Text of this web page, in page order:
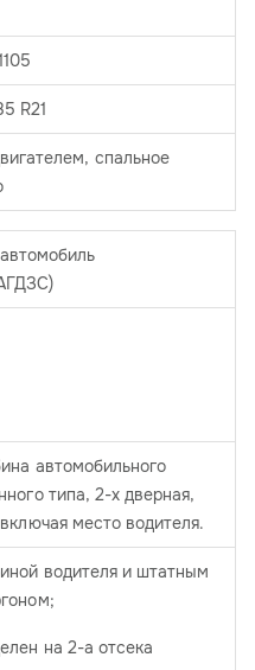
R21
спальное
автомобильного
типа, 2-х дверная,
место водителя.
водителя и штатным
на 2-а отсека